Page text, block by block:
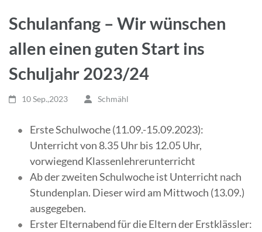
Schulanfang – Wir wünschen
allen einen guten Start ins
Schuljahr 2023/24
10 Sep.,2023 Schmähl
Erste Schulwoche (11.09.-15.09.2023):
Unterricht von 8.35 Uhr bis 12.05 Uhr,
vorwiegend Klassenlehrerunterricht
Ab der zweiten Schulwoche ist Unterricht nach
Stundenplan. Dieser wird am Mittwoch (13.09.)
ausgegeben.
Erster Elternabend für die Eltern der Erstklässler: